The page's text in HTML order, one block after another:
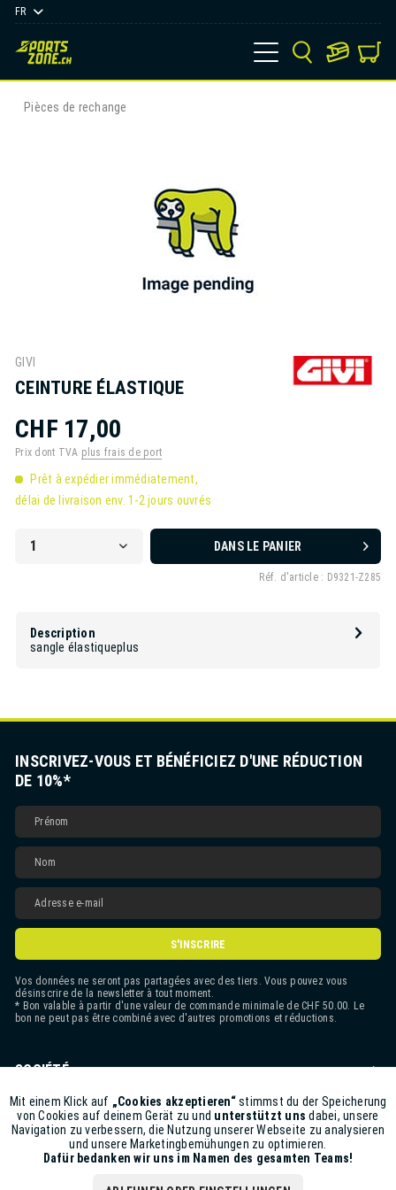
FR
Pièces de rechange
GIVI
CEINTURE ÉLASTIQUE
CHF 17,00
Prix dont TVA plus frais de port
Prêt à expédier immédiatement,
délai de livraison env. 1-2 jours ouvrés
DANS LE PANIER
Réf. d'article : D9321-Z285
Description
sangle élastiqueplus
INSCRIVEZ-VOUS ET BÉNÉFICIEZ D'UNE RÉDUCTION
DE 10%*
S'INSCRIRE
Vos données ne seront pas partagées avec des tiers. Vous pouvez vous
désinscrire de la newsletter à tout moment.
* Bon valable à partir d'une valeur de commande minimale de CHF 50.00. Le
bon ne peut pas être combiné avec d'autres promotions et réductions.
SOCIÉTÉ
CONTACT
ASSISTANCE BOUTIQUE
INFORMATIONS
Funktionale Aktiv
Marketing Inaktiv
Mit einem Klick auf „Cookies akzeptieren“stimmst du der Speicherung
von Cookies auf deinem Gerät zu und unterstützt uns dabei, unsere
Navigation zu verbessern, die Nutzung unserer Webseite zu analysieren
und unsere Marketingbemühungen zu optimieren.
Dafür bedanken wir uns im Namen des gesamten Teams!